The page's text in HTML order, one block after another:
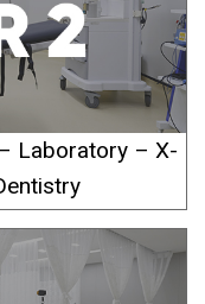
Laboratory – X-